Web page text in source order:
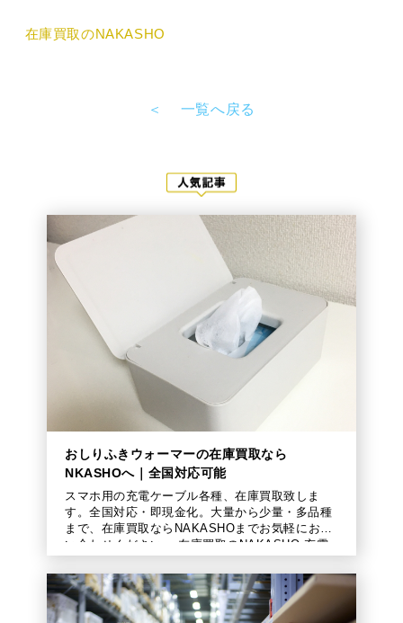
在庫買取のNAKASHO
＜ 一覧へ戻る
おしりふきウォーマーの在庫買取なら
NKASHOへ｜全国対応可能
スマホ用の充電ケーブル各種、在庫買取致しま
す。全国対応・即現金化。大量から少量・多品種
まで、在庫買取ならNAKASHOまでお気軽にお問
い合わせください。 在庫買取のNAKASHO 充電